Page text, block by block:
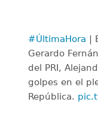
#ÚltimaHora |
Gerardo
del PRI,
golpes en el
República.